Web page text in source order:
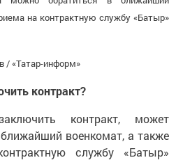
на контрактную службу «Батыр»
военкомат, а также
службу «Батыр»
проконсультируют, свяжут